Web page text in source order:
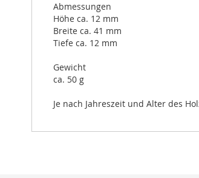
Abmessungen
Höhe ca. 12 mm
Breite ca. 41 mm
Tiefe ca. 12 mm
Gewicht
ca. 50 g
Je nach Jahreszeit und Alter des